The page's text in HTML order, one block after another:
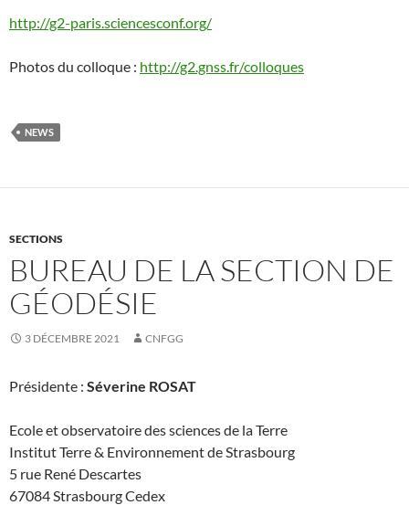
http://g2-paris.sciencesconf.org/
Photos du colloque : http://g2.gnss.fr/colloques
NEWS
SECTIONS
BUREAU DE LA SECTION DE
GÉODÉSIE
3 DÉCEMBRE 2021 CNFGG
Présidente : Séverine ROSAT
Ecole et observatoire des sciences de la Terre
Institut Terre & Environnement de Strasbourg
5 rue René Descartes
67084 Strasbourg Cedex